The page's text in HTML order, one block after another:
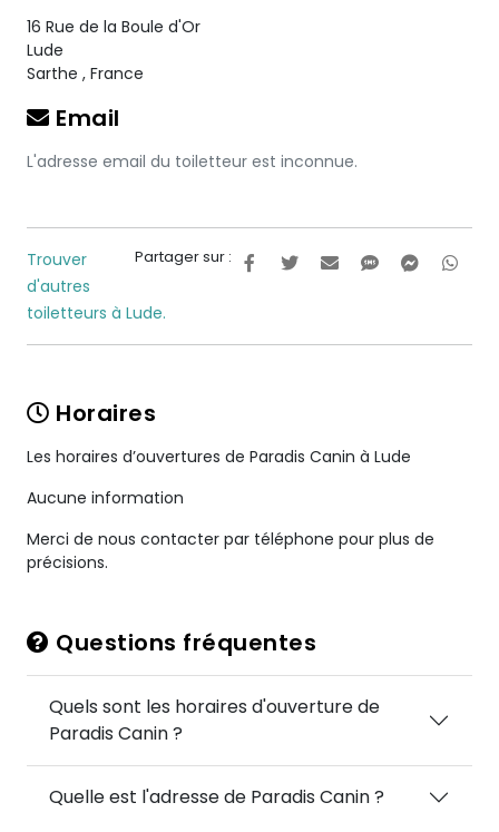
16 Rue de la Boule d'Or
Lude
Sarthe , France
Email
L'adresse email du toiletteur est inconnue.
Partager sur :
Trouver
d'autres
toiletteurs à Lude.
Horaires
Les horaires d’ouvertures de Paradis Canin à Lude
Aucune information
Merci de nous contacter par téléphone pour plus de
précisions.
Questions fréquentes
Quels sont les horaires d'ouverture de
Paradis Canin ?
Quelle est l'adresse de Paradis Canin ?